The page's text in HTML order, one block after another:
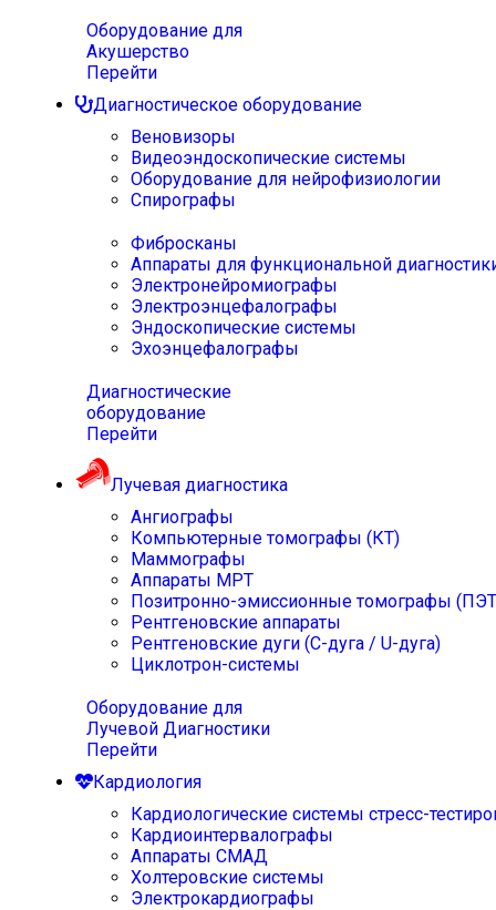
Оборудование для
Акушерство
Перейти
Диагностическое оборудование
Веновизоры
Видеоэндоскопические системы
Оборудование для нейрофизиологии
Спирографы
Фибросканы
Аппараты для функциональной
Электронейромиографы
Электроэнцефалографы
Эндоскопические системы
Эхоэнцефалографы
Диагностические
оборудование
Перейти
Лучевая диагностика
Ангиографы
Компьютерные томографы (КТ)
Маммографы
Аппараты МРТ
Позитронно-эмиссионные томографы
Рентгеновские аппараты
Рентгеновские дуги (С-дуга / U-дуга)
Циклотрон-системы
Оборудование для
Лучевой Диагностики
Перейти
Кардиология
Кардиологические системы стресс-
Кардиоинтервалографы
Аппараты СМАД
Холтеровские системы
Электрокардиографы